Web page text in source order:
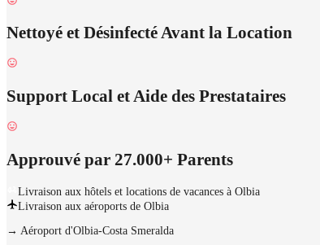
Nettoyé et Désinfecté Avant la Location
Support Local et Aide des Prestataires
Approuvé par 27.000+ Parents
Livraison aux hôtels et locations de vacances à Olbia
Livraison aux aéroports de Olbia
→ Aéroport d'Olbia-Costa Smeralda